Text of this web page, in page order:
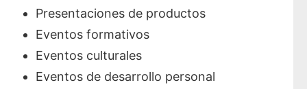
Presentaciones de productos
Eventos formativos
Eventos culturales
Eventos de desarrollo personal